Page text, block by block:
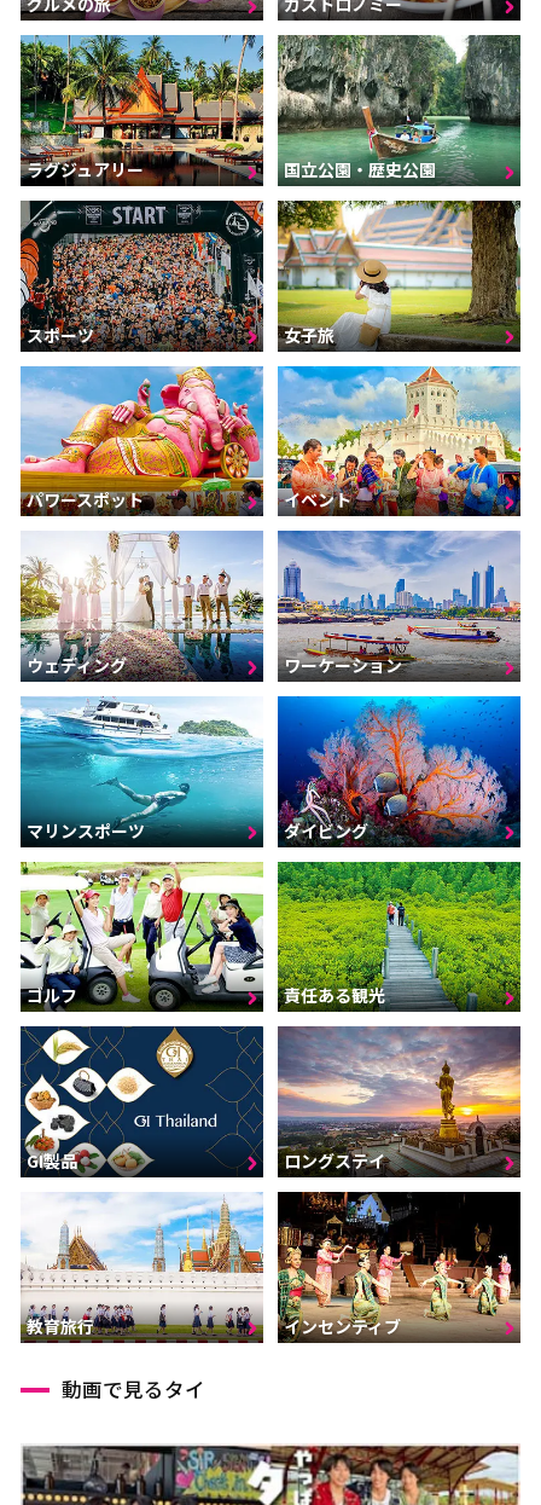
ラグジュアリー 国立公園・歴史公園
スポーツ 女子旅
パワースポット イベント
ウェディング ワーケーション
マリンスポーツ ダイビング
ゴルフ 責任ある観光
GI製品 ロングステイ
教育旅行 インセンティブ
動画で見るタイ